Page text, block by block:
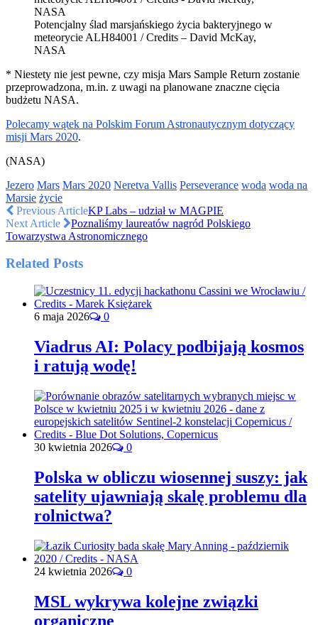
Potencjalny ślad marsjańskiego życia bakteryjnego w
meteorycie ALH84001 / Credits – David McKay,
NASA
* Niestety nie jest pewne, czy misja Mars Sample Return zostanie
przeprowadzona, m.in. z uwagi na planowane znaczne cięcia
budżetu NASA.
Polecamy wątek na Polskim Forum Astronautycznym dotyczący
misji Mars 2020.
(NASA)
Jezero Mars Mars 2020 Neretva Vallis Perseverance woda woda na
Marsie życie
Previous ArticleKP Labs – udział w MAGPIE
Next Article
Poznaliśmy laureatów nagród Polskiego
Towarzystwa Astronomicznego
Related Posts
6 maja 2026 0
Viadrus AI: Polacy podbijają kosmos
i ratują wodę!
30 kwietnia 2026 0
Polska w obliczu wiosennej suszy: jak
satelity ujawniają skalę problemu dla
rolnictwa?
24 kwietnia 2026 0
MSL wykrywa kolejne związki
organiczne